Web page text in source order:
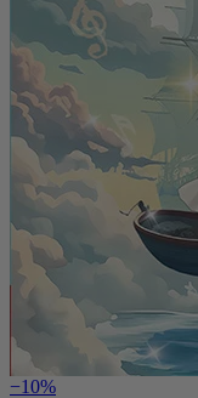
−10%